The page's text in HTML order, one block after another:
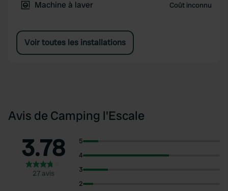
Machine à laver Coût inconnu
Voir toutes les installations
Avis de Camping l'Escale
3.78
27 avis
5
4
3
2